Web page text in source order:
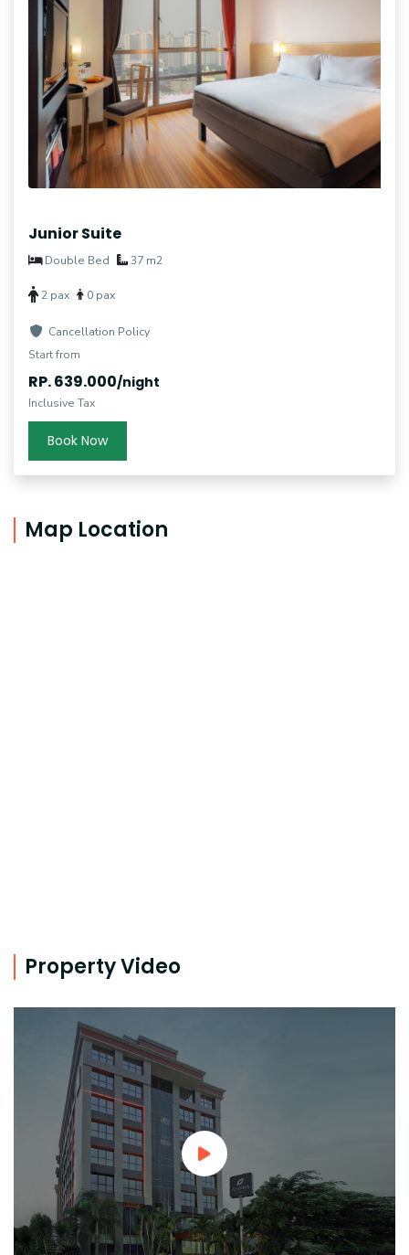
Junior Suite
Double Bed 37 m2
2 pax 0 pax
Cancellation Policy
Start from
RP. 639.000/night
Inclusive Tax
Book Now
Map Location
Property Video